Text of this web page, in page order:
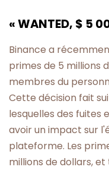
« WANTED, $ 5
Binance a
primes de 5 millions
membres du
Cette décision fait
lesquelles des fuites
avoir un impact sur
plateforme. Les
millions de dollars,